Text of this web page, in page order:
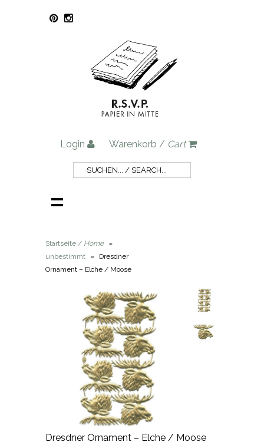
Login Warenkorb / Cart
Startseite / Home
»
unbestimmt
»
Dresdner
Ornament – Elche / Moose
Dresdner Ornament – Elche / Moose